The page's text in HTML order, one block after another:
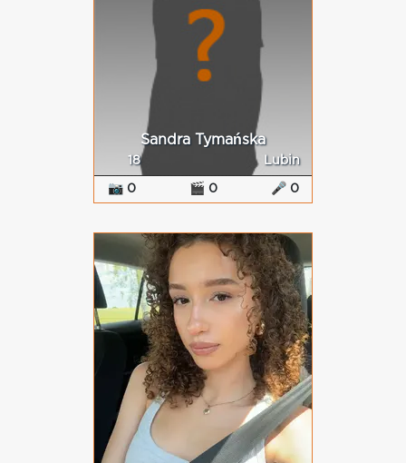
Sandra Tymańska
18 Lubin
📷 0 🎬 0 🎤 0